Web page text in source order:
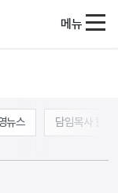
메뉴
뉴스 담임목사 칼럼